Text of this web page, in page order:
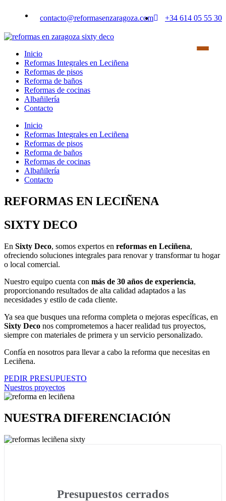
contacto@reformasenzaragoza.com +34 614 05 55 30
Inicio
Reformas Integrales en Leciñena
Reformas de pisos
Reforma de baños
Reformas de cocinas
Albañilería
Contacto
Inicio
Reformas Integrales en Leciñena
Reformas de pisos
Reforma de baños
Reformas de cocinas
Albañilería
Contacto
REFORMAS EN LECIÑENA
SIXTY DECO
En Sixty Deco, somos expertos en reformas en Leciñena,
ofreciendo soluciones integrales para renovar y transformar tu hogar
o local comercial.
Nuestro equipo cuenta con más de 30 años de experiencia,
proporcionando resultados de alta calidad adaptados a las
necesidades y estilo de cada cliente.
Ya sea que busques una reforma completa o mejoras específicas, en
Sixty Deco nos comprometemos a hacer realidad tus proyectos,
siempre con materiales de primera y un servicio personalizado.
Confía en nosotros para llevar a cabo la reforma que necesitas en
Leciñena.
PEDIR PRESUPUESTO
Nuestros proyectos
NUESTRA DIFERENCIACIÓN
Presupuestos cerrados